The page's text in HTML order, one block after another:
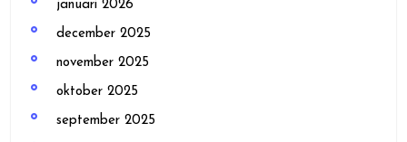
januari 2026
december 2025
november 2025
oktober 2025
september 2025